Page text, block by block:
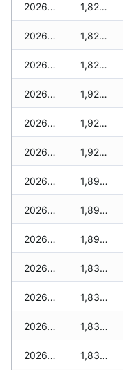
2026-03-07 1,825 zł
2026-03-06 1,825 zł
2026-03-05 1,825 zł
2026-03-04 1,925 zł
2026-03-03 1,925 zł
2026-03-02 1,925 zł
2026-03-01 1,890 zł
2026-02-27 1,890 zł
2026-02-26 1,890 zł
2026-02-25 1,835 zł
2026-02-24 1,835 zł
2026-02-23 1,835 zł
2026-02-22 1,835 zł